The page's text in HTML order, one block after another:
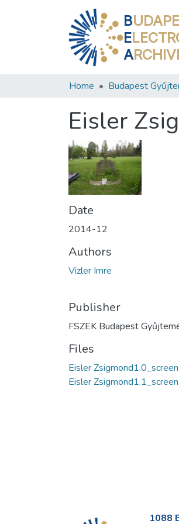
B
E
A
Home Budapest
Eisler
Date
2014-12
Authors
Vizler Imre
Publisher
FSZEK Budapest
Files
Eisler
Eisler
1088